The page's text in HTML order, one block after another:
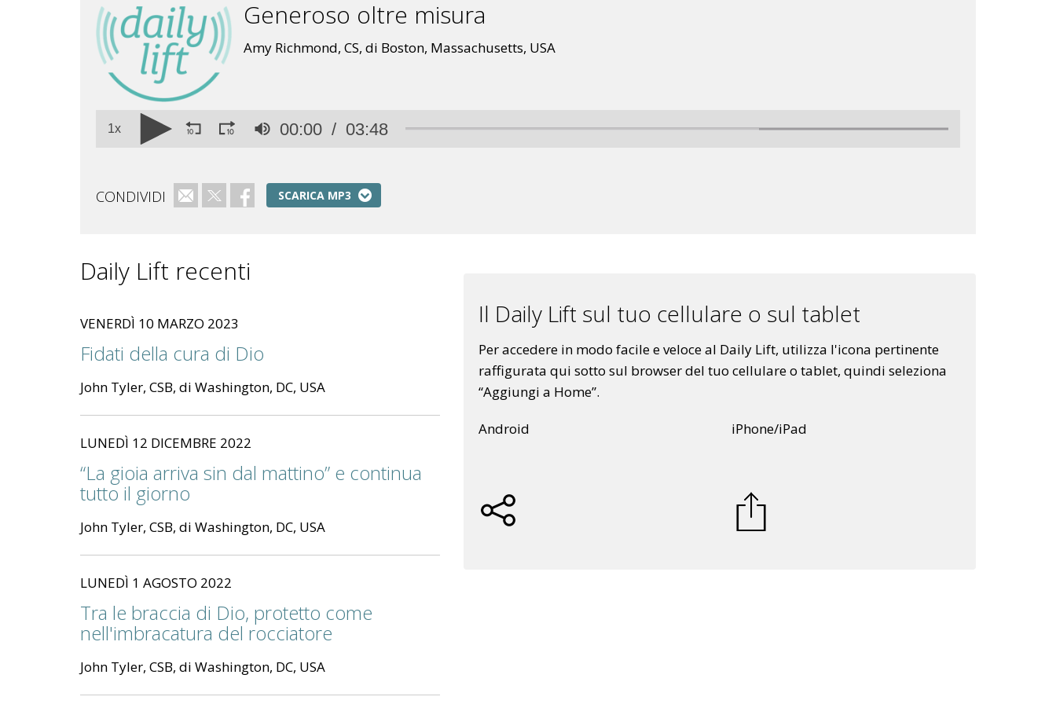
Generoso oltre misura
Amy Richmond, CS, di Boston, Massachusetts, USA
90%
1x 00:00 03:48
CONDIVIDI EmailTwitterFacebookSCARICA MP3
Daily Lift recenti
VENERDÌ 10 MARZO 2023
Fidati della cura di Dio
John Tyler, CSB, di Washington, DC, USA
LUNEDÌ 12 DICEMBRE 2022
“La gioia arriva sin dal mattino” e continua
tutto il giorno
John Tyler, CSB, di Washington, DC, USA
LUNEDÌ 1 AGOSTO 2022
Tra le braccia di Dio, protetto come
nell'imbracatura del rocciatore
John Tyler, CSB, di Washington, DC, USA
Il Daily Lift sul tuo cellulare o sul tablet
Per accedere in modo facile e veloce al Daily Lift, utilizza l'icona pertinente
raffigurata qui sotto sul browser del tuo cellulare o tablet, quindi seleziona
“Aggiungi a Home”.
Android iPhone/iPad